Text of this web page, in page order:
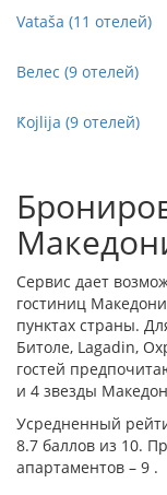
Vataša (11 отелей)
Велес (9 отелей)
Ḱojlija (9 отелей)
Сервис дает
гостиниц
пунктах страны.
Битоле, Lagadin,
гостей
и 4 звезды
Усредненный
8.7 баллов из 10.
апартаментов – 9 .